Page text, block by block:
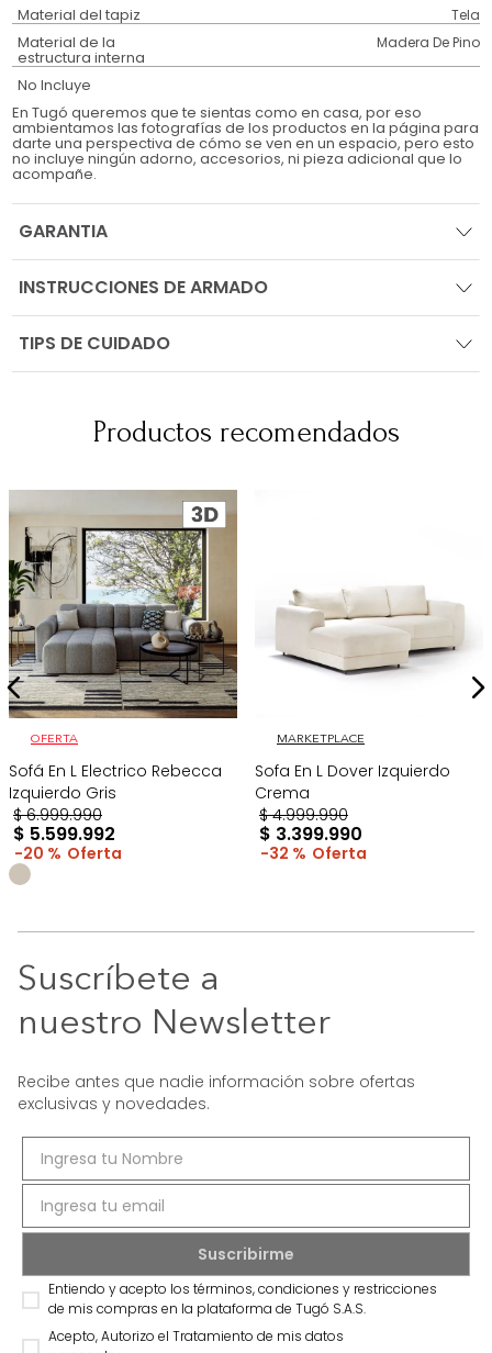
Material del tapiz Tela
Material de la
estructura interna
Madera De Pino
No Incluye
En Tugó queremos que te sientas como en casa, por eso
ambientamos las fotografías de los productos en la página para
darte una perspectiva de cómo se ven en un espacio, pero esto
no incluye ningún adorno, accesorios, ni pieza adicional que lo
acompañe.
GARANTIA
INSTRUCCIONES DE ARMADO
TIPS DE CUIDADO
Productos recomendados
OFERTA
Sofá En L Electrico Rebecca
Izquierdo Gris
$ 6.999.990
$ 5.599.992
20 %
MARKETPLACE
Sofa En L Dover Izquierdo
Crema
$ 4.999.990
$ 3.399.990
32 %
Suscríbete a
nuestro Newsletter
Recibe antes que nadie información sobre ofertas
exclusivas y novedades.
Entiendo y acepto los términos, condiciones y restricciones
de mis compras en la plataforma de Tugó S.A.S.
Acepto, Autorizo el Tratamiento de mis datos